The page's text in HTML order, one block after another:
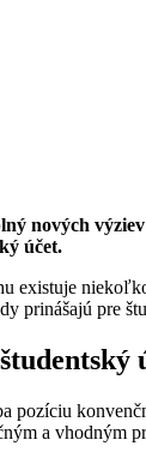
nových
účet.
existuje
prinášajú pre
pozíciu
a vhodným